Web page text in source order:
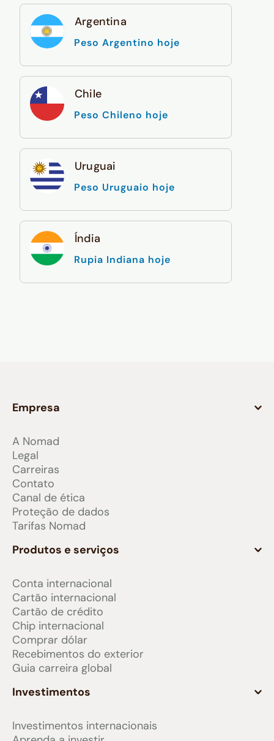
Argentina
Peso Argentino hoje
Chile
Peso Chileno hoje
Uruguai
Peso Uruguaio hoje
Índia
Rupia Indiana hoje
Empresa
A Nomad
Legal
Carreiras
Contato
Canal de ética
Proteção de dados
Tarifas Nomad
Produtos e serviços
Conta internacional
Cartão internacional
Cartão de crédito
Chip internacional
Comprar dólar
Recebimentos do exterior
Guia carreira global
Investimentos
Investimentos internacionais